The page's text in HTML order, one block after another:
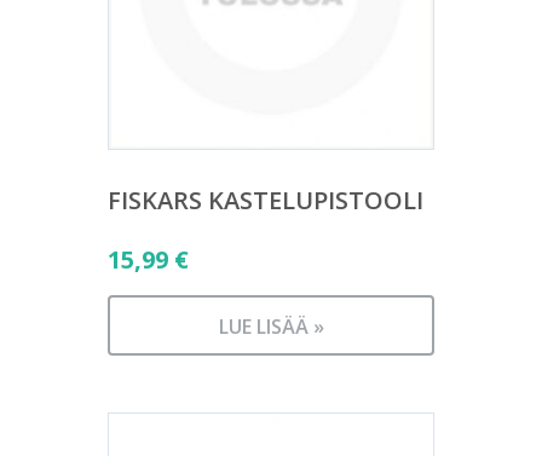
FISKARS KASTELUPISTOOLI
15,99 €
LUE LISÄÄ »